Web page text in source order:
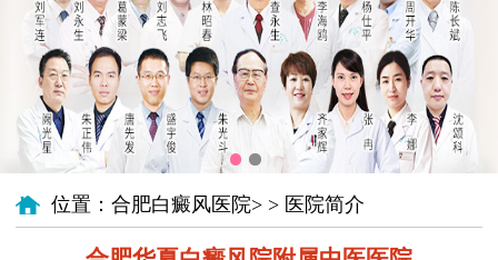
位置：合肥白癜风医院> > 医院简介